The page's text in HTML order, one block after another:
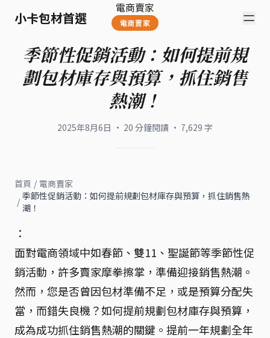
小卡包材首選
電商賣家
電商賣家
季節性促銷活動：如何提前規
劃包材庫存與預算，抓住銷售
熱潮！
2025年8月6日 · 20 分鐘閱讀 · 7,629 字
首頁 / 電商賣家
/ 季節性促銷活動：如何提前規劃包材庫存與預算，抓住銷售熱
潮！
：
面對電商領域中如春節、雙11、聖誕節等季節性促
銷活動，許多賣家摩拳擦掌，準備迎接銷售熱潮。
然而，您是否曾因包材準備不足，或是預算分配失
當，而錯失良機？如何提前規劃包材庫存與預算，
成為成功抓住銷售熱潮的關鍵。提前一年規劃全年